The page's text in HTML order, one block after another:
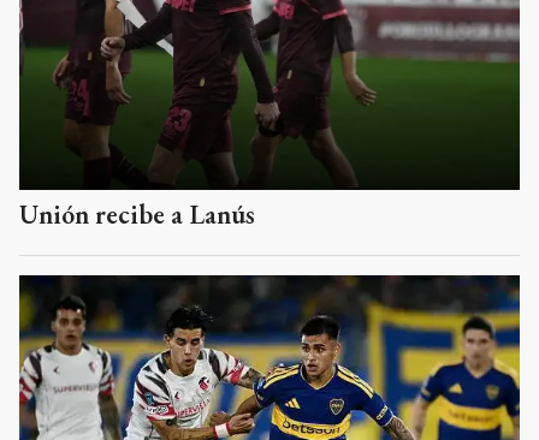
Unión recibe a Lanús